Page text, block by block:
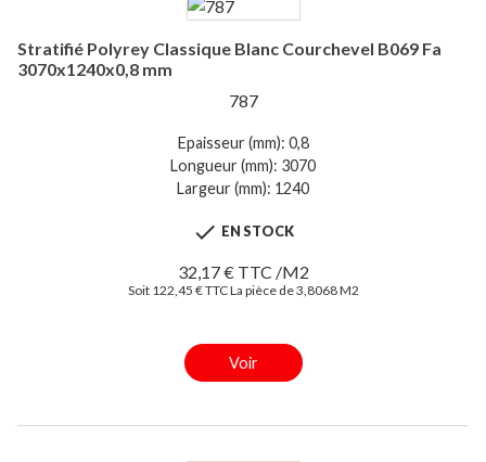
Stratifié Polyrey Classique Blanc Courchevel B069 Fa
3070x1240x0,8 mm
787
Epaisseur (mm): 0,8
Longueur (mm): 3070
Largeur (mm): 1240
 EN STOCK
32,17 € TTC /M2
Soit 122,45 € TTC La pièce de 3,8068 M2
Voir